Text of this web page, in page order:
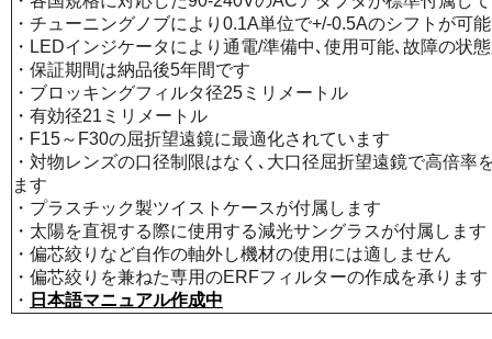
・チューニングノブにより0.1A単位で+/-0.5Aのシフトが可
・LEDインジケータにより通電/準備中､使用可能､故障の状
・保証期間は納品後5年間です
・ブロッキングフィルタ径25ミリメートル
・有効径21ミリメートル
・F15～F30の屈折望遠鏡に最適化されています
・対物レンズの口径制限はなく､大口径屈折望遠鏡で高倍率
ます
・プラスチック製ツイストケースが付属します
・太陽を直視する際に使用する減光サングラスが付属します
・偏芯絞りなど自作の軸外し機材の使用には適しません
・偏芯絞りを兼ねた専用のERFフィルターの作成を承ります
・ 日本語マニュアル作成中